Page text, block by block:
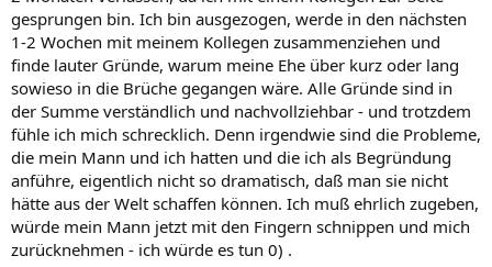
gesprungen bin. Ich bin ausgezogen, werde in den nächsten
1-2 Wochen mit meinem Kollegen zusammenziehen und
finde lauter Gründe, warum meine Ehe über kurz oder lang
sowieso in die Brüche gegangen wäre. Alle Gründe sind in
der Summe verständlich und nachvollziehbar - und trotzdem
fühle ich mich schrecklich. Denn irgendwie sind die Probleme,
die mein Mann und ich hatten und die ich als Begründung
anführe, eigentlich nicht so dramatisch, daß man sie nicht
hätte aus der Welt schaffen können. Ich muß ehrlich zugeben,
würde mein Mann jetzt mit den Fingern schnippen und mich
zurücknehmen - ich würde es tun 0) .